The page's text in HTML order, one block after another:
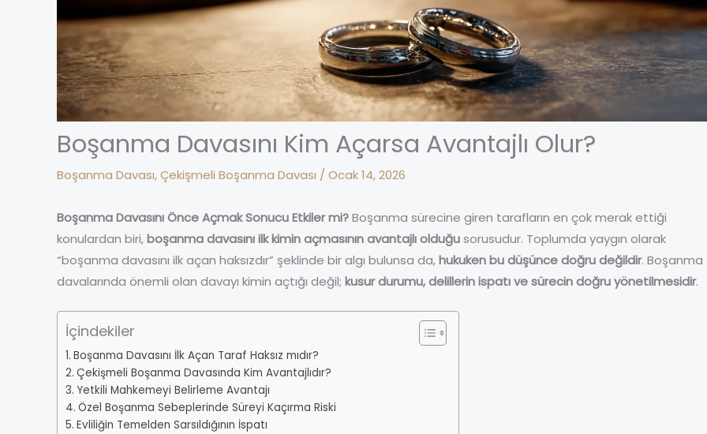
Boşanma Davasını Kim Açarsa Avantajlı Olur?
Boşanma Davası,Çekişmeli Boşanma Davası / Ocak 14, 2026
Boşanma Davasını Önce Açmak Sonucu Etkiler mi?Boşanma sürecine giren tarafların en çok merak ettiği
konulardan biri,boşanma davasını ilk kimin açmasının avantajlı olduğusorusudur. Toplumda yaygın olarak
“boşanma davasını ilk açan haksızdır” şeklinde bir algı bulunsa da,hukuken bu düşünce doğru değildir. Boşanma
davalarında önemli olan davayı kimin açtığı değil; kusur durumu, delillerin ispatı ve sürecin doğru yönetilmesidir.
İçindekiler
Boşanma Davasını İlk Açan Taraf Haksız mıdır?
Çekişmeli Boşanma Davasında Kim Avantajlıdır?
Yetkili Mahkemeyi Belirleme Avantajı
Özel Boşanma Sebeplerinde Süreyi Kaçırma Riski
Evliliğin Temelden Sarsıldığının İspatı